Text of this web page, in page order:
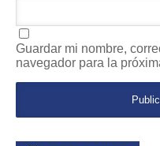
Guardar mi nombre,
navegador para la